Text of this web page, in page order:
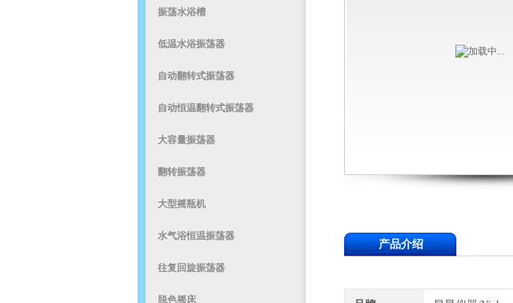
振荡水浴槽
低温水浴振荡器
自动翻转式振荡器
自动恒温翻转式振荡器
大容量振荡器
翻转振荡器
大型摇瓶机
水气浴恒温振荡器
往复回旋振荡器
脱色摇床
产品介绍